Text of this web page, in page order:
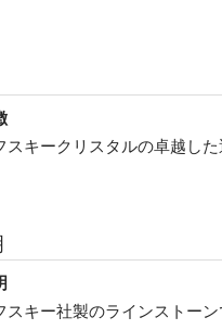
スキークリスタルの卓越し
スキー社製のラインストーン